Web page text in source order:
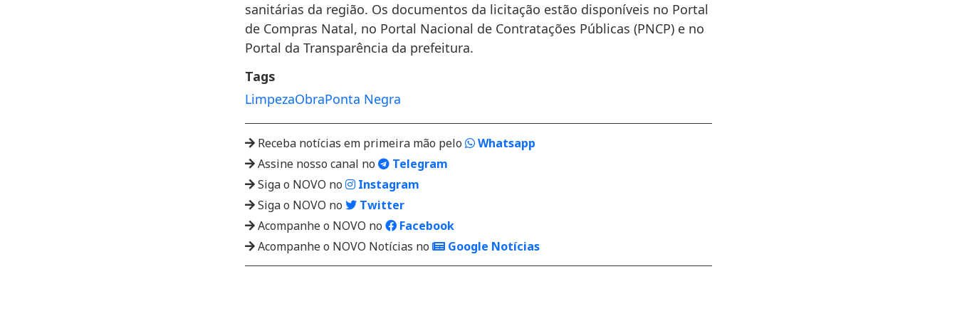
sanitárias da região. Os documentos da licitação estão disponíveis no Portal
de Compras Natal, no Portal Nacional de Contratações Públicas (PNCP) e no
Portal da Transparência da prefeitura.
Tags
LimpezaObraPonta Negra
Receba notícias em primeira mão pelo
Whatsapp
Assine nosso canal no
Telegram
Siga o NOVO no
Instagram
Siga o NOVO no
Twitter
Acompanhe o NOVO no
Facebook
Acompanhe o NOVO Notícias no
Google Notícias